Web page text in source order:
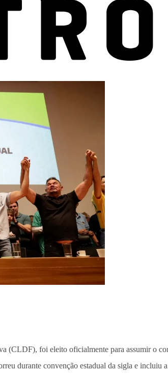
(CLDF), foi eleito oficialmente para assumir o
durante convenção estadual da sigla e incluiu